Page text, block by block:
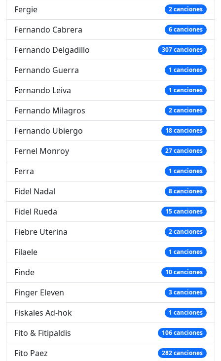
Fergie 2 canciones
Fernando Cabrera 6 canciones
Fernando Delgadillo 307 canciones
Fernando Guerra 1 canciones
Fernando Leiva 1 canciones
Fernando Milagros 2 canciones
Fernando Ubiergo 18 canciones
Fernel Monroy 27 canciones
Ferra 1 canciones
Fidel Nadal 8 canciones
Fidel Rueda 15 canciones
Fiebre Uterina 2 canciones
Filaele 1 canciones
Finde 10 canciones
Finger Eleven 3 canciones
Fiskales Ad-hok 1 canciones
Fito & Fitipaldis 106 canciones
Fito Paez 282 canciones